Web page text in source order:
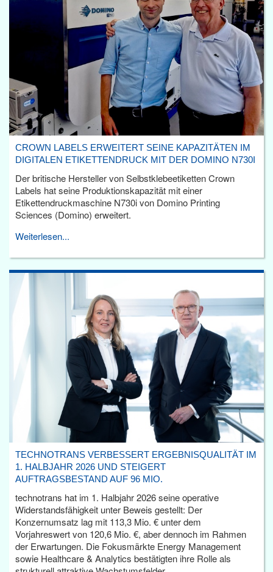
CROWN LABELS ERWEITERT SEINE KAPAZITÄTEN IM
DIGITALEN ETIKETTENDRUCK MIT DER DOMINO N730I
Der britische Hersteller von Selbstklebeetiketten Crown
Labels hat seine Produktionskapazität mit einer
Etikettendruckmaschine N730i von Domino Printing
Sciences (Domino) erweitert.
Weiterlesen...
TECHNOTRANS VERBESSERT ERGEBNISQUALITÄT IM
1. HALBJAHR 2026 UND STEIGERT
AUFTRAGSBESTAND AUF 96 MIO.
technotrans hat im 1. Halbjahr 2026 seine operative
Widerstandsfähigkeit unter Beweis gestellt: Der
Konzernumsatz lag mit 113,3 Mio. € unter dem
Vorjahreswert von 120,6 Mio. €, aber dennoch im Rahmen
der Erwartungen. Die Fokusmärkte Energy Management
sowie Healthcare & Analytics bestätigten ihre Rolle als